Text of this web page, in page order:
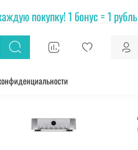
покупку! 1 бонус = 1 рубль